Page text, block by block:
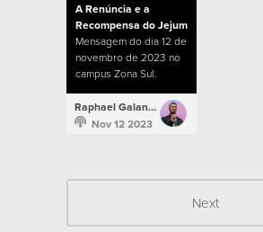
A Renúncia e a
Recompensa do Jejum
Mensagem do dia 12 de
novembro de 2023 no
campus Zona Sul.
Raphael Galante
Nov 12 2023
Next